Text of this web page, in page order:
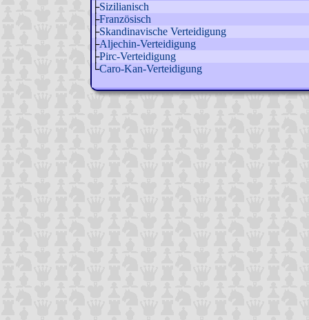
├Sizilianisch
├Französisch
├Skandinavische Verteidigung
├Aljechin-Verteidigung
├Pirc-Verteidigung
└Caro-Kan-Verteidigung